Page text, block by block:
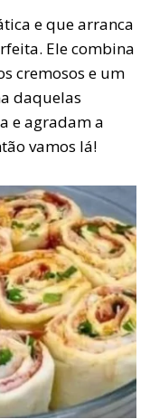
e que arranca
Ele combina
cremosos e um
daquelas
e agradam a
vamos lá!